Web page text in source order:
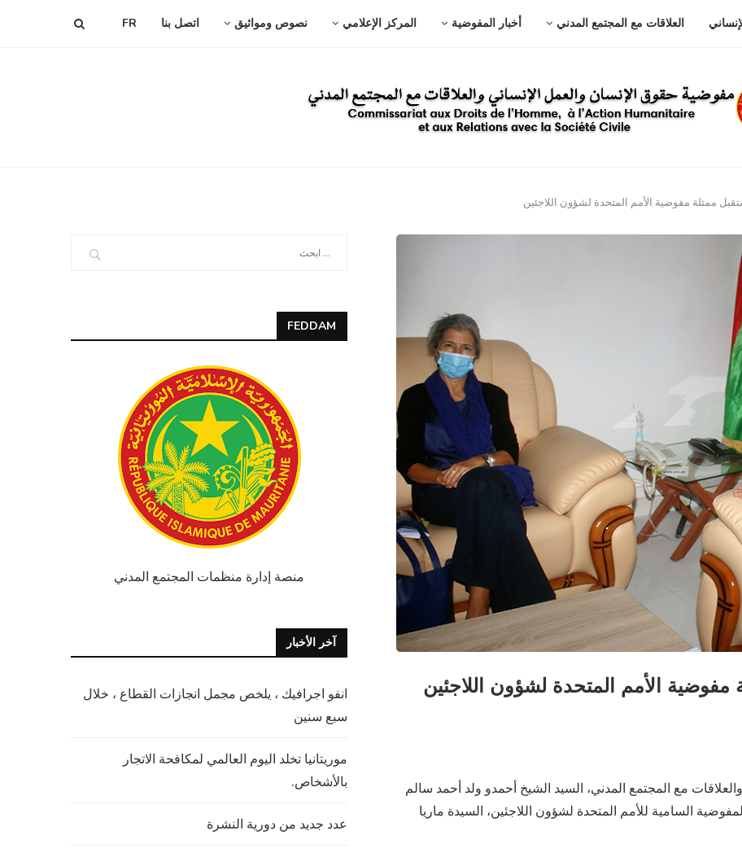
العلاقات مع المجتمع المدني أخبار المفوضية المركز الإعلامي نصوص ومواثيق اتصل بنا FR
ممثلة مفوضية الأمم المتحدة لشؤون اللاجئين
الأمم المتحدة لشؤون اللاجئين
مع المجتمع المدني، السيد الشيخ أحمدو ولد أحمد سالم
السامية للأمم المتحدة لشؤون اللاجئين، السيدة ماريا
FEDDAM
منصة إدارة منظمات المجتمع المدني
آخر الأخبار
انفو اجرافيك ، يلخص مجمل انجازات القطاع ، خلال
سبع سنين
موريتانيا تخلد اليوم العالمي لمكافحة الاتجار
بالأشخاص.
عدد جديد من دورية النشرة